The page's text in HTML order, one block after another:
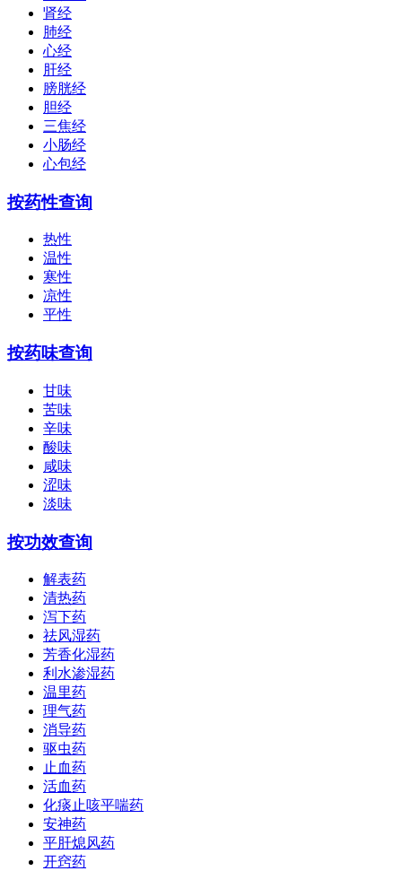
肾经
肺经
心经
肝经
膀胱经
胆经
三焦经
小肠经
心包经
按药性查询
热性
温性
寒性
凉性
平性
按药味查询
甘味
苦味
辛味
酸味
咸味
涩味
淡味
按功效查询
解表药
清热药
泻下药
祛风湿药
芳香化湿药
利水渗湿药
温里药
理气药
消导药
驱虫药
止血药
活血药
化痰止咳平喘药
安神药
平肝熄风药
开窍药